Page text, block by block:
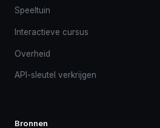
Speeltuin
Interactieve cursus
Overheid
API-sleutel verkrijgen
Bronnen